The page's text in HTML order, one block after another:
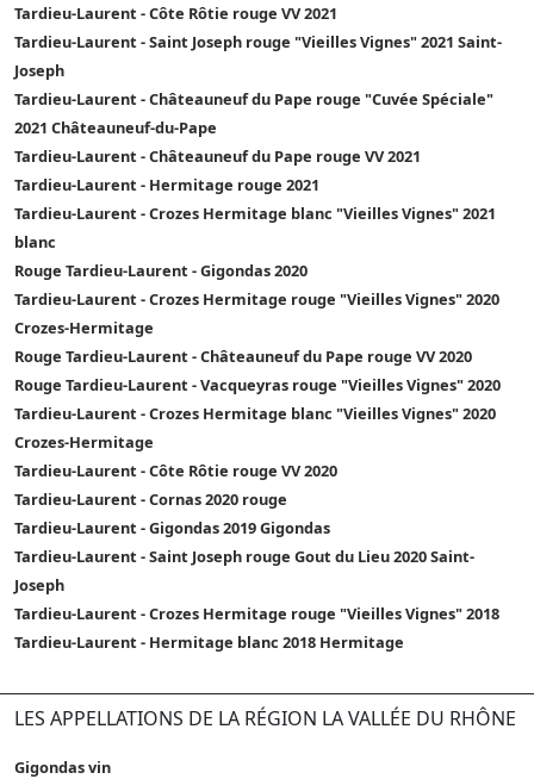
Tardieu-Laurent - Côte Rôtie rouge VV 2021
Tardieu-Laurent - Saint Joseph rouge "Vieilles Vignes" 2021 Saint-
Joseph
Tardieu-Laurent - Châteauneuf du Pape rouge "Cuvée Spéciale"
2021 Châteauneuf-du-Pape
Tardieu-Laurent - Châteauneuf du Pape rouge VV 2021
Tardieu-Laurent - Hermitage rouge 2021
Tardieu-Laurent - Crozes Hermitage blanc "Vieilles Vignes" 2021
blanc
Rouge Tardieu-Laurent - Gigondas 2020
Tardieu-Laurent - Crozes Hermitage rouge "Vieilles Vignes" 2020
Crozes-Hermitage
Rouge Tardieu-Laurent - Châteauneuf du Pape rouge VV 2020
Rouge Tardieu-Laurent - Vacqueyras rouge "Vieilles Vignes" 2020
Tardieu-Laurent - Crozes Hermitage blanc "Vieilles Vignes" 2020
Crozes-Hermitage
Tardieu-Laurent - Côte Rôtie rouge VV 2020
Tardieu-Laurent - Cornas 2020 rouge
Tardieu-Laurent - Gigondas 2019 Gigondas
Tardieu-Laurent - Saint Joseph rouge Gout du Lieu 2020 Saint-
Joseph
Tardieu-Laurent - Crozes Hermitage rouge "Vieilles Vignes" 2018
Tardieu-Laurent - Hermitage blanc 2018 Hermitage
LES APPELLATIONS DE LA RÉGION LA VALLÉE DU RHÔNE
Gigondas vin